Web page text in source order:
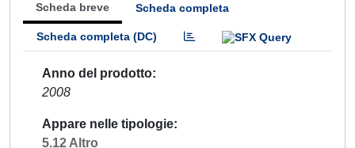
Scheda breve Scheda completa
Scheda completa (DC)
Anno del prodotto
2008
Appare nelle tipologie
5.12 Altro